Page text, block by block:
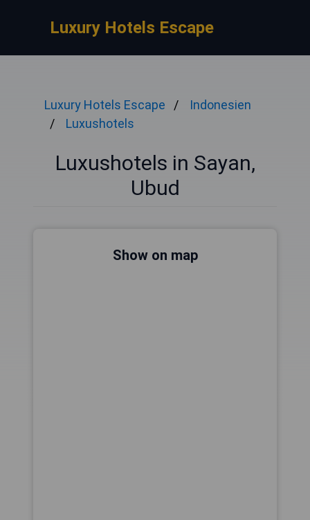
Luxury Hotels Escape
Luxury Hotels Escape
Indonesien
Luxushotels
Luxushotels in Sayan,
Ubud
Show on map